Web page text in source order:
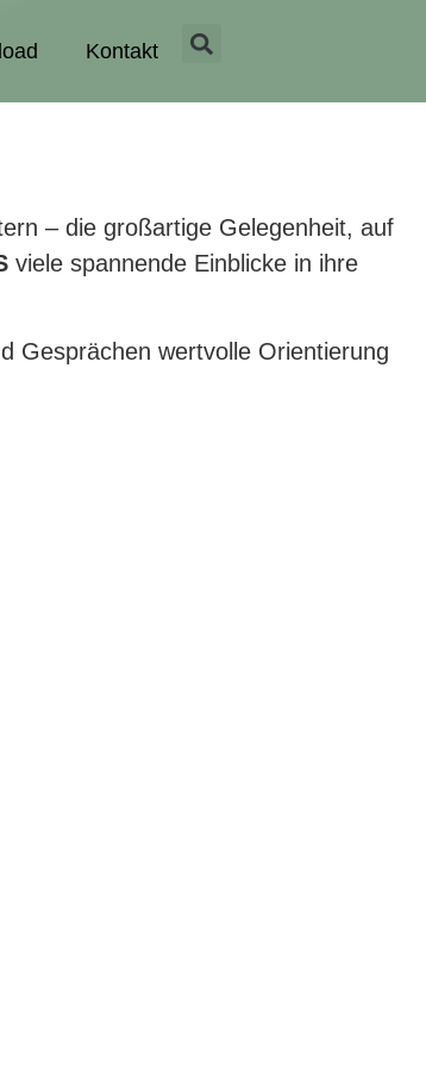
Kontakt
– die großartige Gelegenheit, auf
viele spannende Einblicke in ihre
Gesprächen wertvolle Orientierung